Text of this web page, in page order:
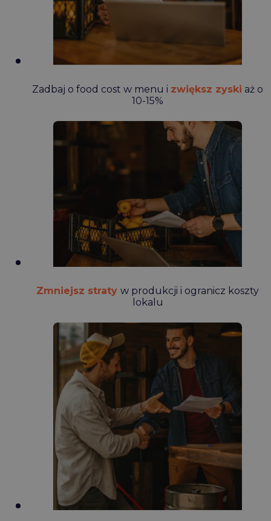
Zadbaj o food cost w menu i zwiększ zyski aż o
10-15%
Zmniejsz straty w produkcji i ogranicz koszty
lokalu